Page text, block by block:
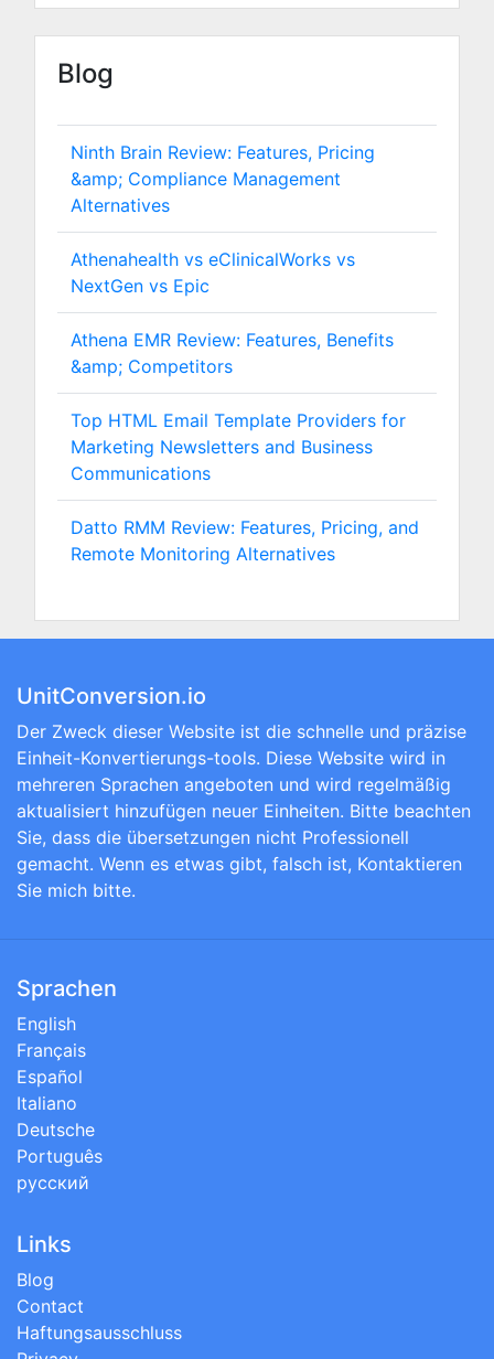
Blog
Ninth Brain Review: Features, Pricing
&amp; Compliance Management
Alternatives
Athenahealth vs eClinicalWorks vs
NextGen vs Epic
Athena EMR Review: Features, Benefits
&amp; Competitors
Top HTML Email Template Providers for
Marketing Newsletters and Business
Communications
Datto RMM Review: Features, Pricing, and
Remote Monitoring Alternatives
UnitConversion.io
Der Zweck dieser Website ist die schnelle und präzise
Einheit-Konvertierungs-tools. Diese Website wird in
mehreren Sprachen angeboten und wird regelmäßig
aktualisiert hinzufügen neuer Einheiten. Bitte beachten
Sie, dass die übersetzungen nicht Professionell
gemacht. Wenn es etwas gibt, falsch ist, Kontaktieren
Sie mich bitte.
Sprachen
English
Français
Español
Italiano
Deutsche
Português
русский
Links
Blog
Contact
Haftungsausschluss